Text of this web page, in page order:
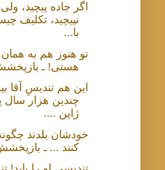
اگر جاده پیچید،
نپیچید، تکلیف
با...
تو هنوز هم به همان
هستی! ـ
این هم تندیسِ آقا
چندین هزار سال
ژاپن ....
خودشان بلدند
کنند ... ـ